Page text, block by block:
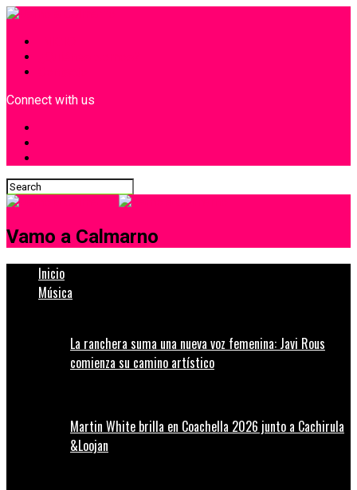
Connect with us
Vamo a Calmarno
Inicio
Música
La ranchera suma una nueva voz femenina: Javi Rous
comienza su camino artístico
Martin White brilla en Coachella 2026 junto a Cachirula
&Loojan